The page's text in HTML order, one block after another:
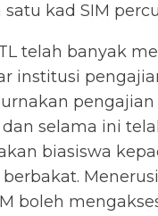
kad SIM
telah banyak
institusi
pengajian
dan selama ini
biasiswa
berbakat.
boleh